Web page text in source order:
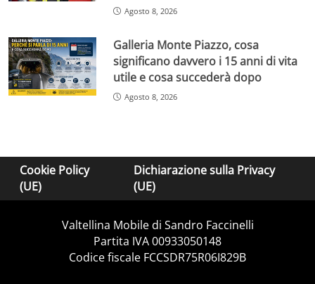
Agosto 8, 2026
Galleria Monte Piazzo, cosa
significano davvero i 15 anni di vita
utile e cosa succederà dopo
Agosto 8, 2026
Cookie Policy
(UE)
Dichiarazione sulla Privacy
(UE)
Valtellina Mobile di Sandro Faccinelli
Partita IVA 00933050148
Codice fiscale FCCSDR75R06I829B